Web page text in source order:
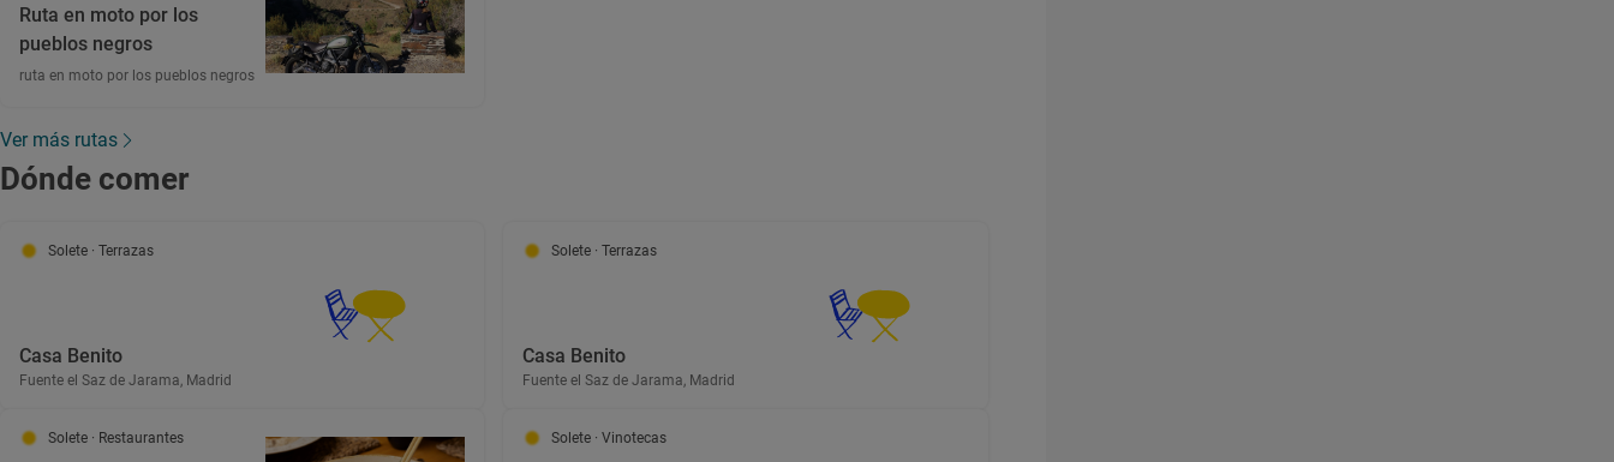
Ruta en moto por los
pueblos negros
ruta en moto por los pueblos negros
Ver más rutas
Dónde comer
Solete · Terrazas
Casa Benito
Fuente el Saz de Jarama, Madrid
Solete · Terrazas
Casa Benito
Fuente el Saz de Jarama, Madrid
Solete · Restaurantes Solete · Vinotecas